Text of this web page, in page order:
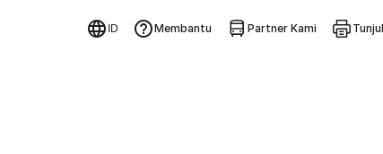
ID Membantu Partner Kami